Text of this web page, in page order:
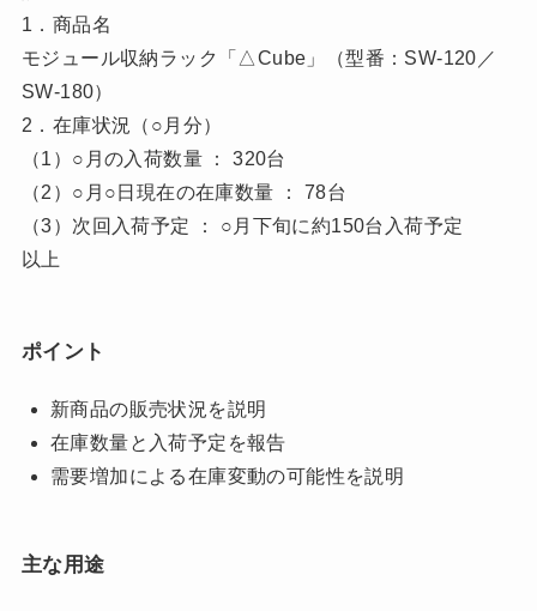
1．商品名
モジュール収納ラック「△Cube」（型番：SW-120／
SW-180）
2．在庫状況（○月分）
（1）○月の入荷数量 ： 320台
（2）○月○日現在の在庫数量 ： 78台
（3）次回入荷予定 ： ○月下旬に約150台入荷予定
以上
ポイント
新商品の販売状況を説明
在庫数量と入荷予定を報告
需要増加による在庫変動の可能性を説明
主な用途